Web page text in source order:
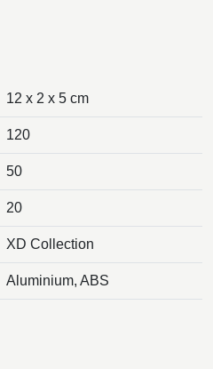
12 x 2 x 5 cm
120
50
20
XD Collection
Aluminium, ABS